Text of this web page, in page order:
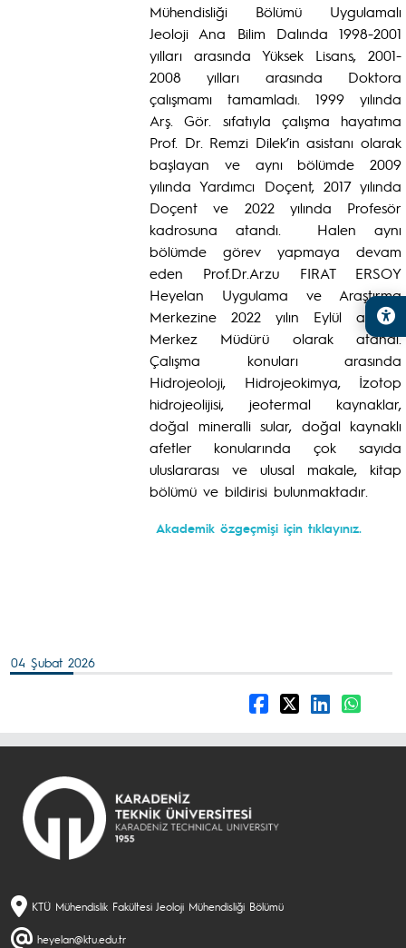
Mühendisliği Bölümü Uygulamalı
Jeoloji Ana Bilim Dalında 1998-2001
yılları arasında Yüksek Lisans, 2001-
2008 yılları arasında Doktora
çalışmamı tamamladı. 1999 yılında
Arş. Gör. sıfatıyla çalışma hayatıma
Prof. Dr. Remzi Dilek’in asistanı olarak
başlayan ve aynı bölümde 2009
yılında Yardımcı Doçent, 2017 yılında
Doçent ve 2022 yılında Profesör
kadrosuna atandı. Halen aynı
bölümde görev yapmaya devam
eden Prof.Dr.Arzu FIRAT ERSOY
Heyelan Uygulama ve Araştırma
Merkezine 2022 yılın Eylül ayında
Merkez Müdürü olarak atandı.
Çalışma konuları arasında
Hidrojeoloji, Hidrojeokimya, İzotop
hidrojeolijisi, jeotermal kaynaklar,
doğal mineralli sular, doğal kaynaklı
afetler konularında çok sayıda
uluslararası ve ulusal makale, kitap
bölümü ve bildirisi bulunmaktadır.
Akademik özgeçmişi için tıklayınız.
04 Şubat 2026
KTÜ Mühendislik Fakültesi Jeoloji Mühendisliği Bölümü
heyelan@ktu.edu.tr